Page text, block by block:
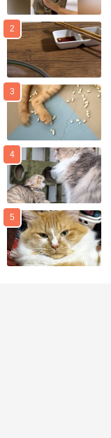
2
3
4
5